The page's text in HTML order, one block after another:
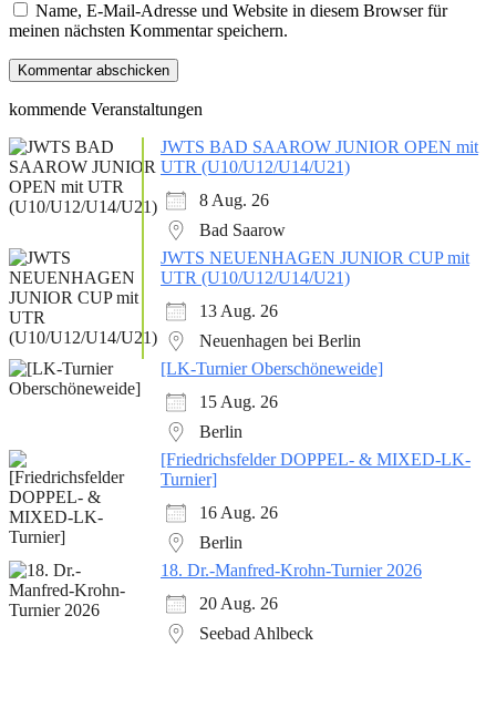
Name, E-Mail-Adresse und Website in diesem Browser für
meinen nächsten Kommentar speichern.
kommende Veranstaltungen
JWTS BAD SAAROW JUNIOR OPEN mit
UTR (U10/U12/U14/U21)
8 Aug. 26
Bad Saarow
JWTS NEUENHAGEN JUNIOR CUP mit
UTR (U10/U12/U14/U21)
13 Aug. 26
Neuenhagen bei Berlin
[LK-Turnier Oberschöneweide]
15 Aug. 26
Berlin
[Friedrichsfelder DOPPEL- & MIXED-LK-
Turnier]
16 Aug. 26
Berlin
18. Dr.-Manfred-Krohn-Turnier 2026
20 Aug. 26
Seebad Ahlbeck